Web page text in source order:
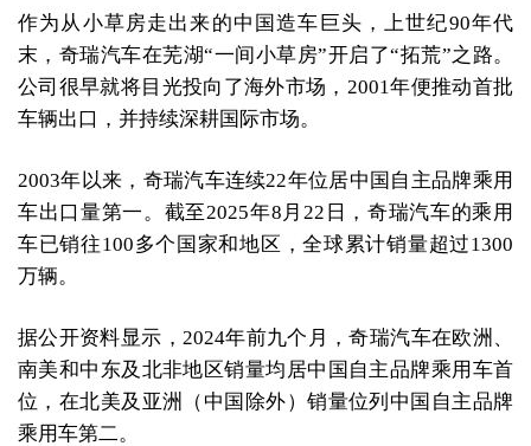
作为从小草房走出来的中国造车巨头，上世纪90年代
末，奇瑞汽车在芜湖“一间小草房”开启了“拓荒”之路。
公司很早就将目光投向了海外市场，2001年便推动首批
车辆出口，并持续深耕国际市场。
2003年以来，奇瑞汽车连续22年位居中国自主品牌乘用
车出口量第一。截至2025年8月22日，奇瑞汽车的乘用
车已销往100多个国家和地区，全球累计销量超过1300
万辆。
据公开资料显示，2024年前九个月，奇瑞汽车在欧洲、
南美和中东及北非地区销量均居中国自主品牌乘用车首
位，在北美及亚洲（中国除外）销量位列中国自主品牌
乘用车第二。